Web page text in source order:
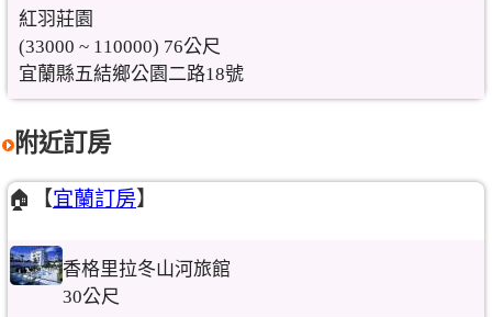
紅羽莊園
(33000 ~ 110000) 76公尺
宜蘭縣五結鄉公園二路18號
附近訂房
🏠【宜蘭訂房】
香格里拉冬山河旅館
30公尺